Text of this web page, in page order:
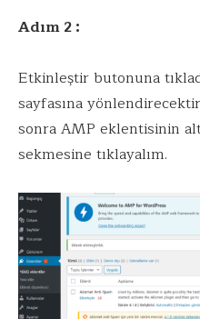
Adım 2 :
Etkinleştir butonuna
sayfasına
sonra AMP eklentisinin
sekmesine tıklayalım.